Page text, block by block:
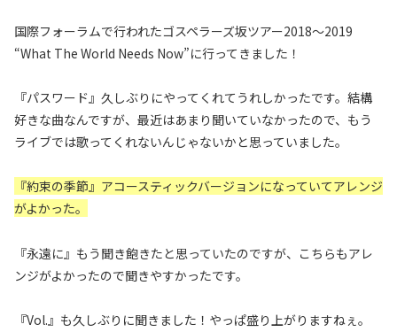
国際フォーラムで行われたゴスペラーズ坂ツアー2018～2019
“What The World Needs Now”に行ってきました！
『パスワード』久しぶりにやってくれてうれしかったです。結構
好きな曲なんですが、最近はあまり聞いていなかったので、もう
ライブでは歌ってくれないんじゃないかと思っていました。
『約束の季節』アコースティックバージョンになっていてアレンジ
がよかった。
『永遠に』もう聞き飽きたと思っていたのですが、こちらもアレ
ンジがよかったので聞きやすかったです。
『Vol.』も久しぶりに聞きました！やっぱ盛り上がりますねぇ。